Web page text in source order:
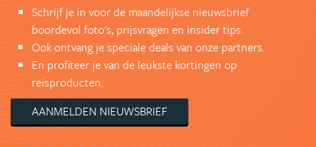
Schrijf je in voor de maandelijkse nieuwsbrief
boordevol foto's, prijsvragen en insider tips.
Ook ontvang je speciale deals van onze partners.
En profiteer je van de leukste kortingen op
reisproducten.
AANMELDEN NIEUWSBRIEF